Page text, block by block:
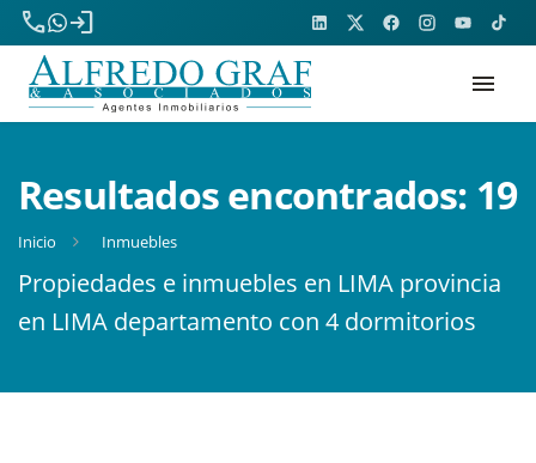
phone
login
menu
Resultados encontrados: 19
Inicio Inmuebles
Propiedades e inmuebles en LIMA provincia
en LIMA departamento con 4 dormitorios